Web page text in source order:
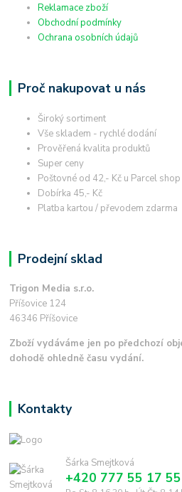
Reklamace zboží
Obchodní podmínky
Ochrana osobních údajů
Proč nakupovat u nás
Široký sortiment
Vše skladem - rychlé dodání
Prověřená kvalita produktů
Super ceny
Poštovné od 42,- Kč u Parcel
Dobírka 45,- Kč
Platba kartou / převodem zdarma
Prodejní sklad
Trigon Media s.r.o.
Příšovice 124
46346 Příšovice
Zboží vydáváme jen po předchozí
dohodě ohledně času vydání.
Kontakty
Šárka Smejtková
+420 777 55 17 55